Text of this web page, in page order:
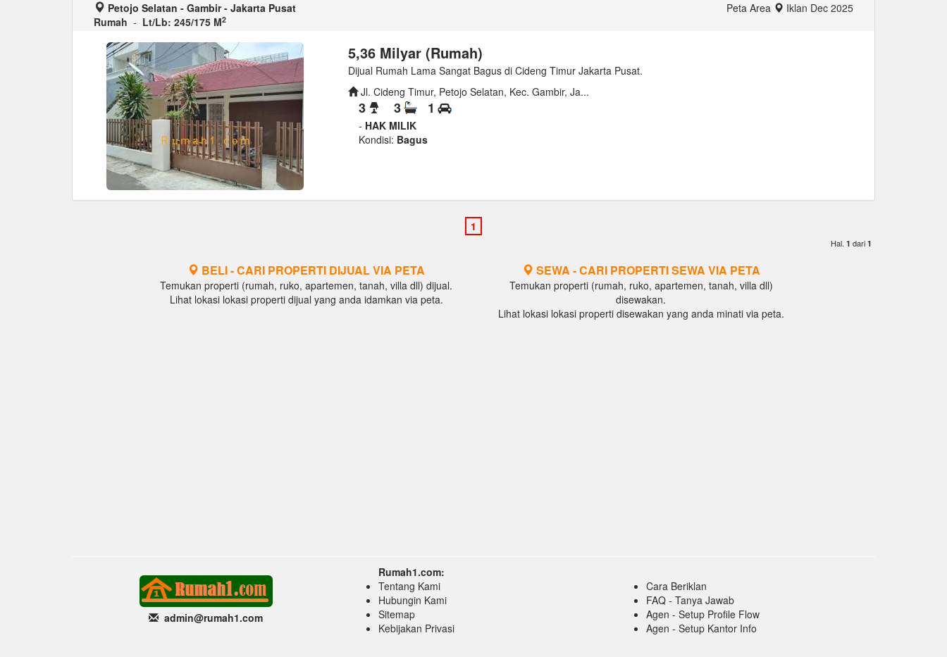
Petojo Selatan - Gambir - Jakarta Pusat
Rumah - Lt/Lb: 245/175 M2
Peta Area Iklan Dec 2025
5,36 Milyar (Rumah)
Dijual Rumah Lama Sangat Bagus di Cideng Timur Jakarta Pusat.
Jl. Cideng Timur, Petojo Selatan, Kec. Gambir, Ja...
3 3 1
- HAK MILIK
Kondisi: Bagus
Hal. 1 dari 1
BELI - CARI PROPERTI DIJUAL VIA PETA
Temukan properti (rumah, ruko, apartemen, tanah, villa dll) dijual.
Lihat lokasi lokasi properti dijual yang anda idamkan via peta.
SEWA - CARI PROPERTI SEWA VIA PETA
Temukan properti (rumah, ruko, apartemen, tanah, villa dll)
disewakan.
Lihat lokasi lokasi properti disewakan yang anda minati via peta.
admin@rumah1.com
Rumah1.com:
Tentang Kami
Hubungin Kami
Sitemap
Kebijakan Privasi
Cara Beriklan
FAQ - Tanya Jawab
Agen - Setup Profile Flow
Agen - Setup Kantor Info